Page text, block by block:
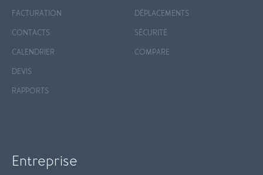
FACTURATION
CONTACTS
CALENDRIER
DEVIS
RAPPORTS
DÉPLACEMENTS
SÉCURITÉ
COMPARE
Entreprise